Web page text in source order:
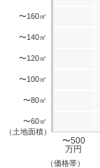
〜160㎡
〜140㎡
〜120㎡
〜100㎡
〜80㎡
〜60㎡
（土地面積）
〜500
万円
（価格帯）